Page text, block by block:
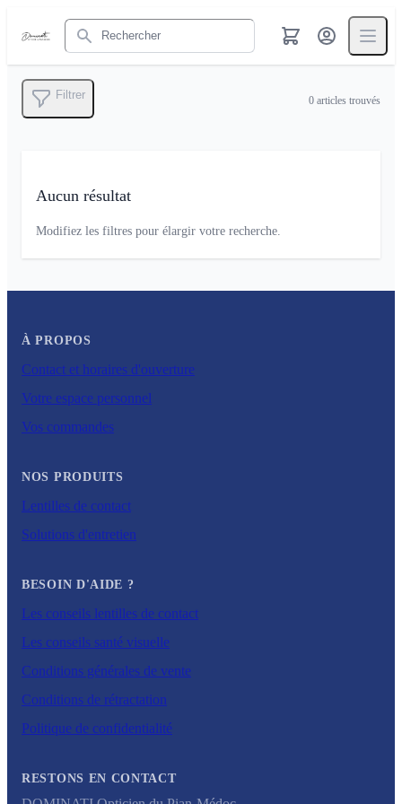
Rechercher
Filtrer 0 articles trouvés
Aucun résultat
Modifiez les filtres pour élargir votre recherche.
À PROPOS
Contact et horaires d'ouverture
Votre espace personnel
Vos commandes
NOS PRODUITS
Lentilles de contact
Solutions d'entretien
BESOIN D'AIDE ?
Les conseils lentilles de contact
Les conseils santé visuelle
Conditions générales de vente
Conditions de rétractation
Politique de confidentialité
RESTONS EN CONTACT